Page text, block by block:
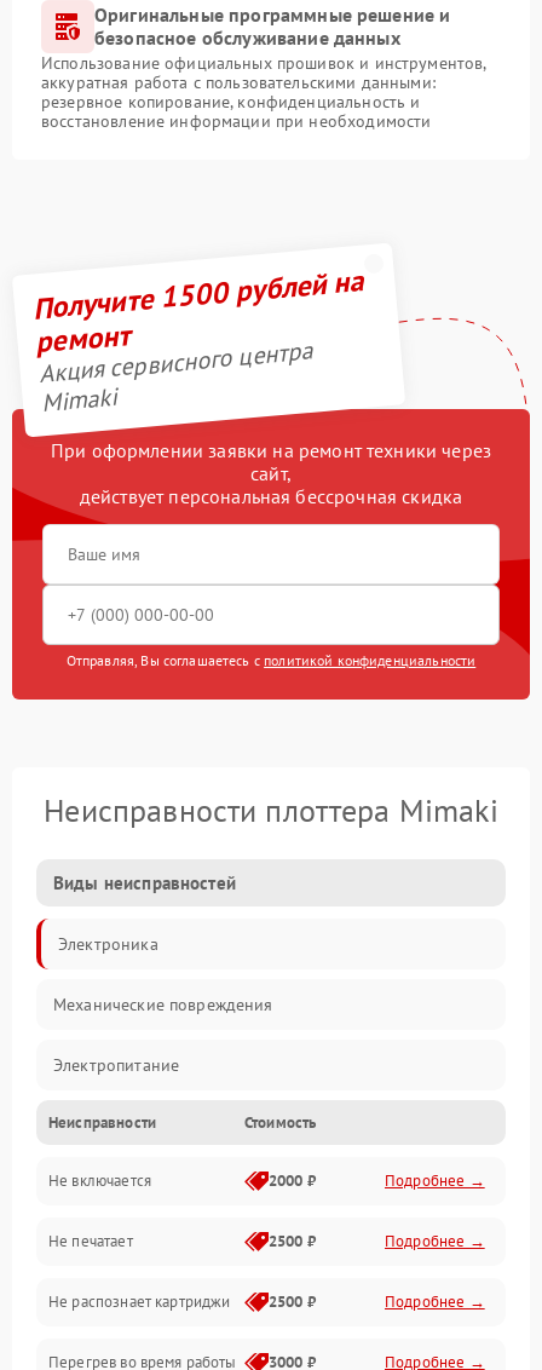
Оригинальные программные решение и
безопасное обслуживание данных
Использование официальных прошивок и инструментов,
аккуратная работа с пользовательскими данными:
резервное копирование, конфиденциальность и
восстановление информации при необходимости
Получите 1500 рублей на
ремонт
Акция сервисного центра
Mimaki
При оформлении заявки на ремонт техники через
сайт,
действует персональная бессрочная скидка
Отправляя, Вы соглашаетесь с политикой конфиденциальности
Неисправности плоттера Mimaki
Виды неисправностей
Электроника
Механические повреждения
Электропитание
Работа системы
Механика
Оптика
Программное обеспечение
Неисправности Стоимость
Не включается 2000 ₽ Подробнее →
Не печатает 2500 ₽ Подробнее →
Не распознает картриджи 2500 ₽ Подробнее →
Перегрев во время работы 3000 ₽ Подробнее →